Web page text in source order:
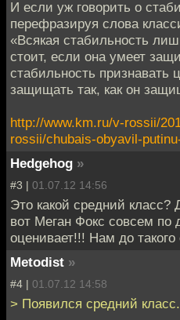
И если уж говорить о
перефразируя слова
«Всякая стабильность
стоит, если она умеет
стабильность признавать
защищать так, как он
http://www.km.ru/v-rossii/
rossii/chubais-obyavil-
Hedgehog »
#3 | 01.07.12 14:56
Это какой средний
вот Меган Фокс совсем по
оценивает!!! Нам до
Metodist »
#4 | 01.07.12 14:58
> Появился средний класс.